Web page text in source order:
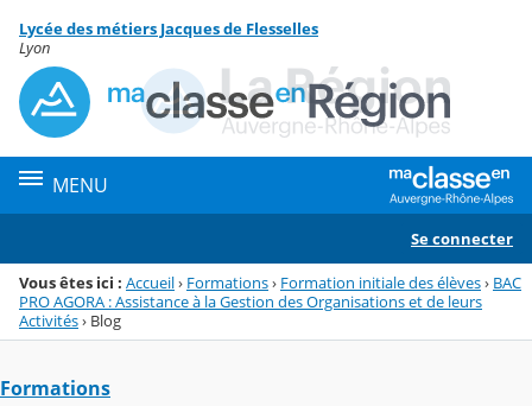
Menu de la rubrique
Contenu
Lycée des métiers Jacques de Flesselles
Lyon
MENU
Se connecter
Vous êtes ici : Accueil› Formations› Formation initiale des élèves› BAC
PRO AGORA : Assistance à la Gestion des Organisations et de leurs
Activités› Blog
Formations